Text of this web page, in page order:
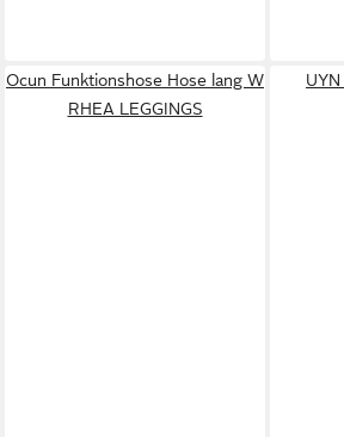
Ocun Funktionshose Hose lang W
RHEA LEGGINGS